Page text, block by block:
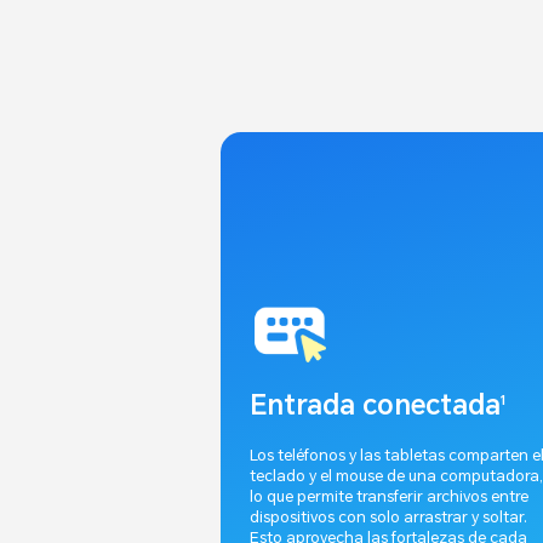
Entrada conectada1
Los teléfonos y las tabletas comparten el
teclado y el mouse de una computadora,
lo que permite transferir archivos entre
dispositivos con solo arrastrar y soltar.
Esto aprovecha las fortalezas de cada